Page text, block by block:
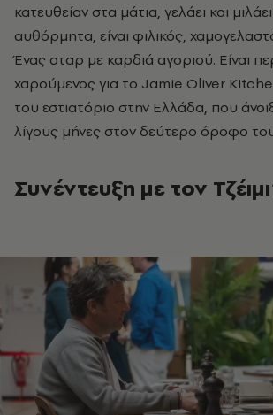
κατευθείαν στα μάτια, γελάει και
αυθόρμητα, είναι φιλικός,
Ένας σταρ με καρδιά αγοριού. Είναι
χαρούμενος για το Jamie Oliver
του εστιατόριο στην Ελλάδα, που
λίγους μήνες στον δεύτερο όροφο
Συνέντευξη με τον